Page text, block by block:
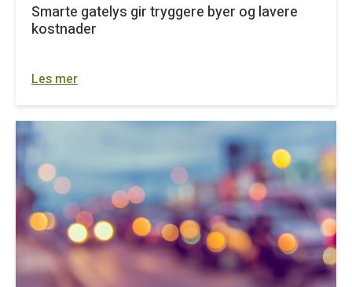
Smarte gatelys gir tryggere byer og lavere
kostnader
Les mer